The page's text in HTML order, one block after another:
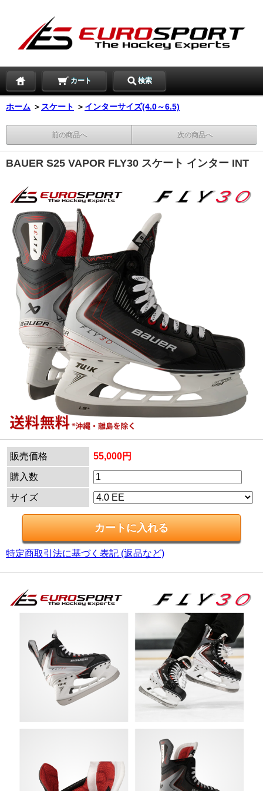
カート 検索
ホーム ＞ スケート ＞ インターサイズ(4.0～6.5)
前の商品へ 次の商品へ
BAUER S25 VAPOR FLY30 スケート インター INT
販売価格 55,000円
購入数
サイズ
特定商取引法に基づく表記 (返品など)